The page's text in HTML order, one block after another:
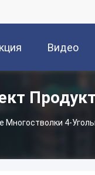
Видео
Многостволки 4-